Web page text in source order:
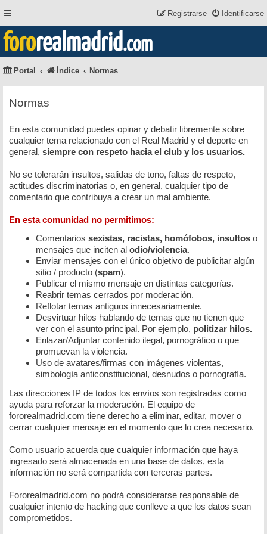
Identificarse
Registrarse
fororealmadrid.com
Portal Índice Normas
Normas
En esta comunidad puedes opinar y debatir libremente sobre
cualquier tema relacionado con el Real Madrid y el deporte en
general, siempre con respeto hacia el club y los usuarios.
No se tolerarán insultos, salidas de tono, faltas de respeto,
actitudes discriminatorias o, en general, cualquier tipo de
comentario que contribuya a crear un mal ambiente.
En esta comunidad no permitimos:
Comentarios sexistas, racistas, homófobos, insultos o
mensajes que inciten al odio/violencia.
Enviar mensajes con el único objetivo de publicitar algún
sitio / producto (spam).
Publicar el mismo mensaje en distintas categorías.
Reabrir temas cerrados por moderación.
Reflotar temas antiguos innecesariamente.
Desvirtuar hilos hablando de temas que no tienen que
ver con el asunto principal. Por ejemplo, politizar hilos.
Enlazar/Adjuntar contenido ilegal, pornográfico o que
promuevan la violencia.
Uso de avatares/firmas con imágenes violentas,
simbología anticonstitucional, desnudos o pornografía.
Las direcciones IP de todos los envíos son registradas como
ayuda para reforzar la moderación. El equipo de
fororealmadrid.com tiene derecho a eliminar, editar, mover o
cerrar cualquier mensaje en el momento que lo crea necesario.
Como usuario acuerda que cualquier información que haya
ingresado será almacenada en una base de datos, esta
información no será compartida con terceras partes.
Fororealmadrid.com no podrá considerarse responsable de
cualquier intento de hacking que conlleve a que los datos sean
comprometidos.